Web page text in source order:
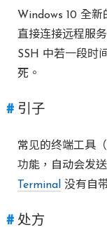
Windows 10 全新
直接连接远程服
SSH 中若一段时
死。
引子
常见的终端工具
功能，自动会发
Terminal 没有自
处方